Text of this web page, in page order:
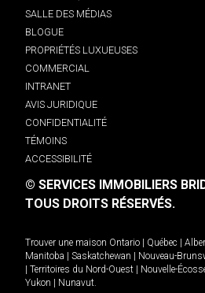
SALLE DES MÉDIAS
BLOGUE
PROPRIÉTÉS LUXUEUSES
COMMERCIAL
INTRANET
AVIS JURIDIQUE
CONFIDENTIALITÉ
TÉMOINS
ACCESSIBILITÉ
© SERVICES IMMOBILIERS
TOUS DROITS RÉSERVÉS.
Trouver une maison Ontario Québec
Manitoba
Saskatchewan Nouveau-
Territoires du Nord-Ouest Nouvelle-
Yukon
Nunavut.